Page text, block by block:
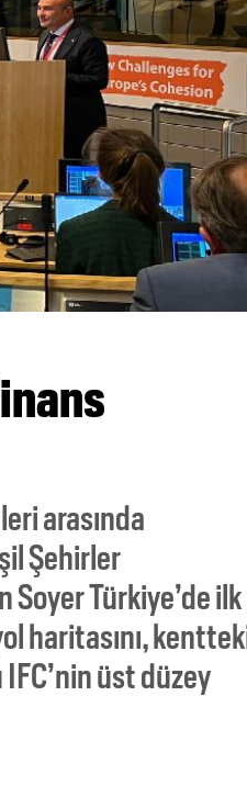
arasında
Şehirler
Soyer Türkiye’de ilk
haritasını,
üst düzey